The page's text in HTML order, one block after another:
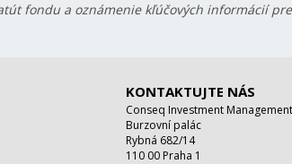
fondu a oznámenie kľúčových informácií
KONTAKTUJTE NÁS
Conseq Investment
Burzovní palác
Rybná 682/14
110 00 Praha 1